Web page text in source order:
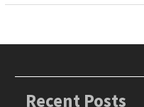
Recent Posts